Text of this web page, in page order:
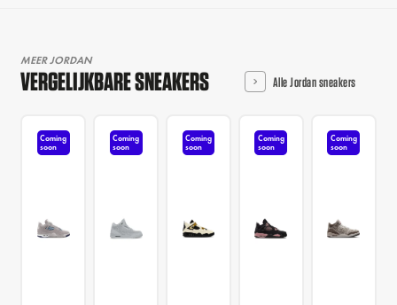
MEER JORDAN
VERGELIJKBARE SNEAKERS Alle Jordan sneakers
Coming
soon
Coming
soon
Coming
soon
Coming
soon
Coming
soon